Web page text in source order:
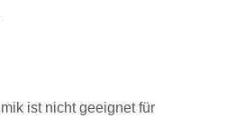
ist nicht geeignet für